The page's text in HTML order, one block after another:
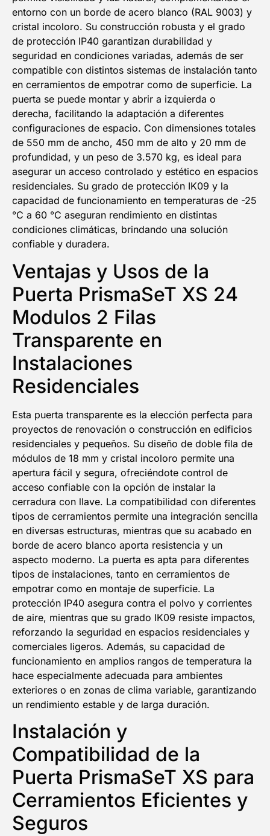
entorno con un borde de acero blanco (RAL 9003) y
cristal incoloro. Su construcción robusta y el grado
de protección IP40 garantizan durabilidad y
seguridad en condiciones variadas, además de ser
compatible con distintos sistemas de instalación tanto
en cerramientos de empotrar como de superficie. La
puerta se puede montar y abrir a izquierda o
derecha, facilitando la adaptación a diferentes
configuraciones de espacio. Con dimensiones totales
de 550 mm de ancho, 450 mm de alto y 20 mm de
profundidad, y un peso de 3.570 kg, es ideal para
asegurar un acceso controlado y estético en espacios
residenciales. Su grado de protección IK09 y la
capacidad de funcionamiento en temperaturas de -25
°C a 60 °C aseguran rendimiento en distintas
condiciones climáticas, brindando una solución
confiable y duradera.
Ventajas y Usos de la
Puerta PrismaSeT XS 24
Modulos 2 Filas
Transparente en
Instalaciones
Residenciales
Esta puerta transparente es la elección perfecta para
proyectos de renovación o construcción en edificios
residenciales y pequeños. Su diseño de doble fila de
módulos de 18 mm y cristal incoloro permite una
apertura fácil y segura, ofreciéndote control de
acceso confiable con la opción de instalar la
cerradura con llave. La compatibilidad con diferentes
tipos de cerramientos permite una integración sencilla
en diversas estructuras, mientras que su acabado en
borde de acero blanco aporta resistencia y un
aspecto moderno. La puerta es apta para diferentes
tipos de instalaciones, tanto en cerramientos de
empotrar como en montaje de superficie. La
protección IP40 asegura contra el polvo y corrientes
de aire, mientras que su grado IK09 resiste impactos,
reforzando la seguridad en espacios residenciales y
comerciales ligeros. Además, su capacidad de
funcionamiento en amplios rangos de temperatura la
hace especialmente adecuada para ambientes
exteriores o en zonas de clima variable, garantizando
un rendimiento estable y de larga duración.
Instalación y
Compatibilidad de la
Puerta PrismaSeT XS para
Cerramientos Eficientes y
Seguros
5% DESCUENTO
EN TU PRIMERA COMPRA
NOMBRE
Email
¡QUIERO MI DESCUENTO!